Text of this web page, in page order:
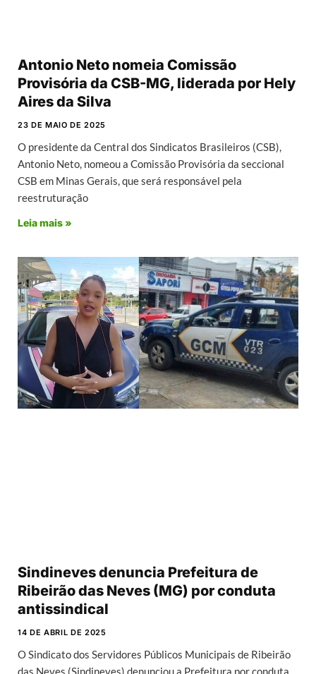
Antonio Neto nomeia Comissão
Provisória da CSB-MG, liderada por Hely
Aires da Silva
23 DE MAIO DE 2025
O presidente da Central dos Sindicatos Brasileiros (CSB),
Antonio Neto, nomeou a Comissão Provisória da seccional
CSB em Minas Gerais, que será responsável pela
reestruturação
Leia mais »
Sindineves denuncia Prefeitura de
Ribeirão das Neves (MG) por conduta
antissindical
14 DE ABRIL DE 2025
O Sindicato dos Servidores Públicos Municipais de Ribeirão
das Neves (Sindineves) denunciou a Prefeitura por conduta